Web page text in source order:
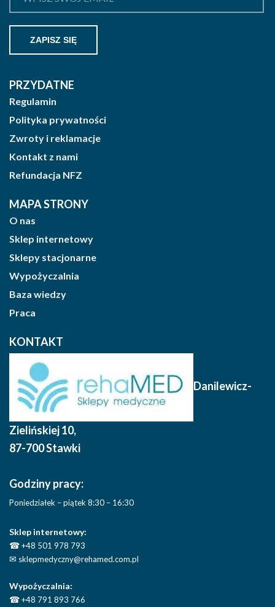
PRZYDATNE
Regulamin
Polityka prywatności
Zwroty i reklamacje
Kontakt z nami
Refundacja NFZ
MAPA STRONY
O nas
Sklep internetowy
Sklepy stacjonarne
Wypożyczalnia
Baza wiedzy
Praca
KONTAKT
Danilewicz-
Zielińskiej 10,
87-700 Stawki
Godziny pracy:
Poniedziałek – piątek 8:30 – 16:30
Sklep internetowy:
☎+48 501 978 793
✉ sklepmedyczny@rehamed.com.pl
Wypożyczalnia:
☎+48 791 893 766